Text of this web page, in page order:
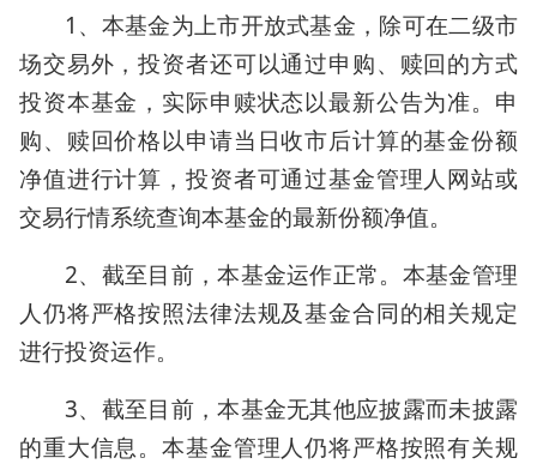
1、本基金为上市开放式基金，除可在二级市
场交易外，投资者还可以通过申购、赎回的方式
投资本基金，实际申赎状态以最新公告为准。申
购、赎回价格以申请当日收市后计算的基金份额
净值进行计算，投资者可通过基金管理人网站或
交易行情系统查询本基金的最新份额净值。
2、截至目前，本基金运作正常。本基金管理
人仍将严格按照法律法规及基金合同的相关规定
进行投资运作。
3、截至目前，本基金无其他应披露而未披露
的重大信息。本基金管理人仍将严格按照有关规